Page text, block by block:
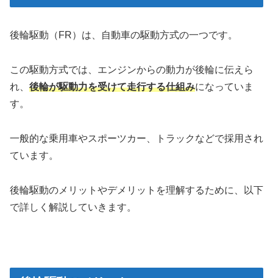
後輪駆動（FR）は、自動車の駆動方式の一つです。
この駆動方式では、エンジンからの動力が後輪に伝えら
れ、 後輪が駆動力を受けて走行する仕組みになっていま
す。
一般的な乗用車やスポーツカー、トラックなどで採用され
ています。
後輪駆動のメリットやデメリットを理解するために、以下
で詳しく解説していきます。